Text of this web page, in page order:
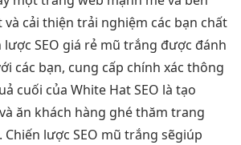
cải thiện trải nghiệm các bạn chất
SEO giá rẻ mũ trắng được đánh
các bạn, cung cấp chính xác thông
cuối của White Hat SEO là tạo
ăn khách hàng ghé thăm trang
lược SEO mũ trắng sẽgiúp